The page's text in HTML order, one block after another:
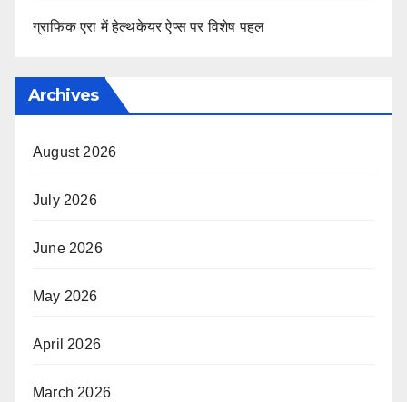
ग्राफिक एरा में हेल्थकेयर ऐप्स पर विशेष पहल
Archives
August 2026
July 2026
June 2026
May 2026
April 2026
March 2026